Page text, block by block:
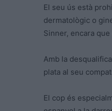
El seu ús està
dermatològic o
Sinner, encara
Amb la
plata al seu
El cop és